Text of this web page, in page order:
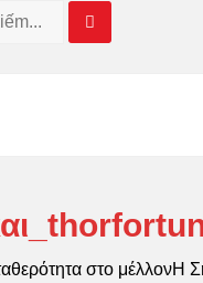
στο μέλλονΗ